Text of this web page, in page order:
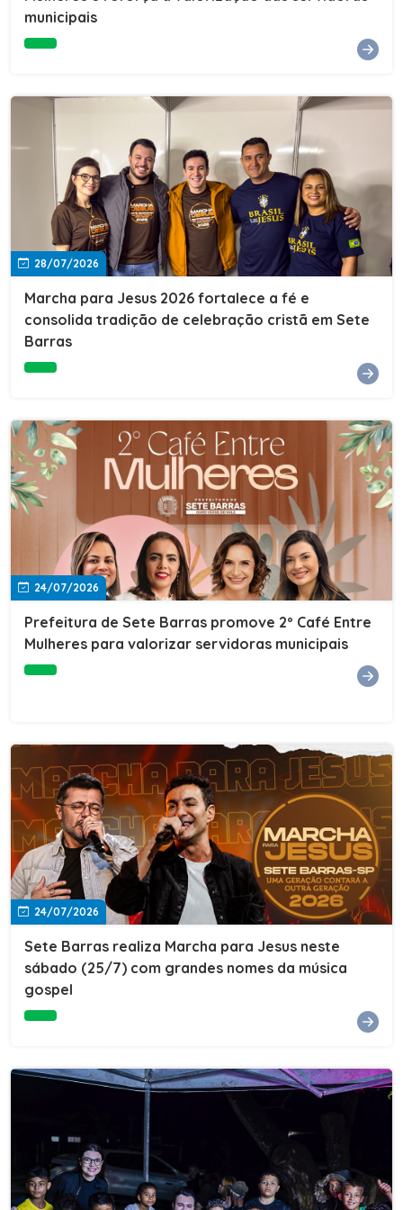
Cultura, Esporte e Lazer, Paulo Thomas, prestigiou os
compromisso da nossa gestão com a inclusão,
oferecendo a jovens e adultos a oportunidade de
concluir seus estudos e construir um futuro melhor.
Cada certificado entregue simboliza esforço,
determinação e a certeza de que investir em educação
é investir no desenvolvimento de Sete Barras."A
Prefeitura de Sete Barras também agradeceu ao SESI,
parceiro fundamental na retomada e ampliação da
Educação de Jovens e Adultos, aos professores, à
equipe da Secretaria Municipal de Educação e a todos
os profissionais que contribuíram para que esse
importante projeto voltasse a transformar a vida de
municipais
28/07/2026
Marcha para Jesus 2026 fortalece a fé e
consolida tradição de celebração cristã em Sete
Barras
24/07/2026
Prefeitura de Sete Barras promove 2º Café Entre
Mulheres para valorizar servidoras municipais
24/07/2026
Sete Barras realiza Marcha para Jesus neste
sábado (25/7) com grandes nomes da música
gospel